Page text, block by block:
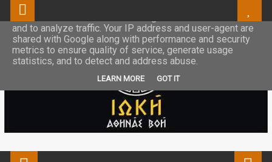
This site uses cookies from Google to deliver its services
and to analyze traffic. Your IP address and user-agent are
shared with Google along with performance and security
metrics to ensure quality of service, generate usage
statistics, and to detect and address abuse.
LEARN MORE GOT IT